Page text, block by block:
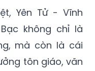
Yên Tử - Vĩnh
không chỉ là
mà còn là cái
tôn giáo, văn